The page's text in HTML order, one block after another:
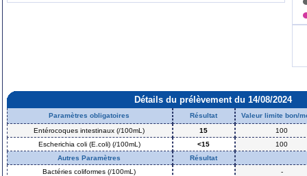
Détails du prélèvement du 14/08/2024
Paramètres obligatoires Résultat
Valeur limite bon/
Entérocoques intestinaux (/100mL)
15
100
Escherichia coli (E.coli) (/100mL)
<15
100
Autres Paramètres
Résultat
Bactéries coliformes (/100mL)
-